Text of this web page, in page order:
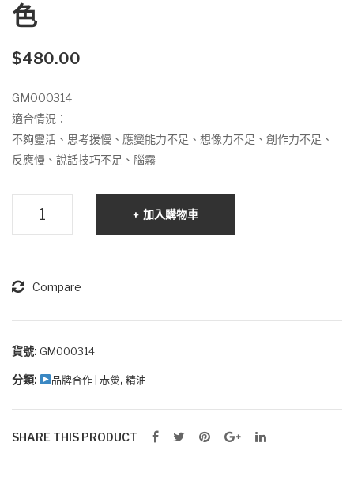
油
色
$480.00
GM000314
適合情況：
不夠靈活、思考援慢、應變能力不足、想像力不足、創作力不足、
反應慢、說話技巧不足、腦霧
系
油
藍
色
數
加入購物車
Compare
貨號: GM000314
分類: 品牌合作 | 赤熒, 精油
SHARE THIS PRODUCT